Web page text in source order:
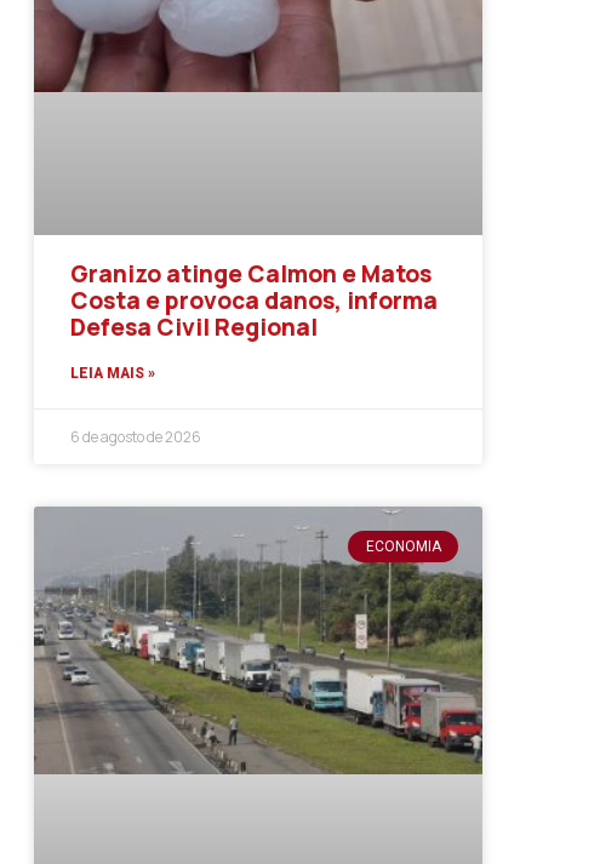
Granizo atinge Calmon e Matos
Costa e provoca danos, informa
Defesa Civil Regional
LEIA MAIS »
6 de agosto de 2026
ECONOMIA